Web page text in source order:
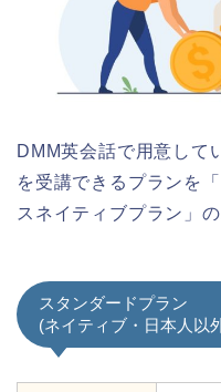
DMM英会話で用意して
を受講できるプランを
スネイティブプラン」
スタンダードプラン
(ネイティブ・日本人以